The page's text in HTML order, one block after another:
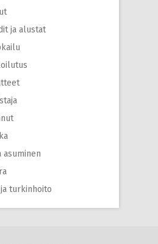
ja alustat
asuminen
turkinhoito